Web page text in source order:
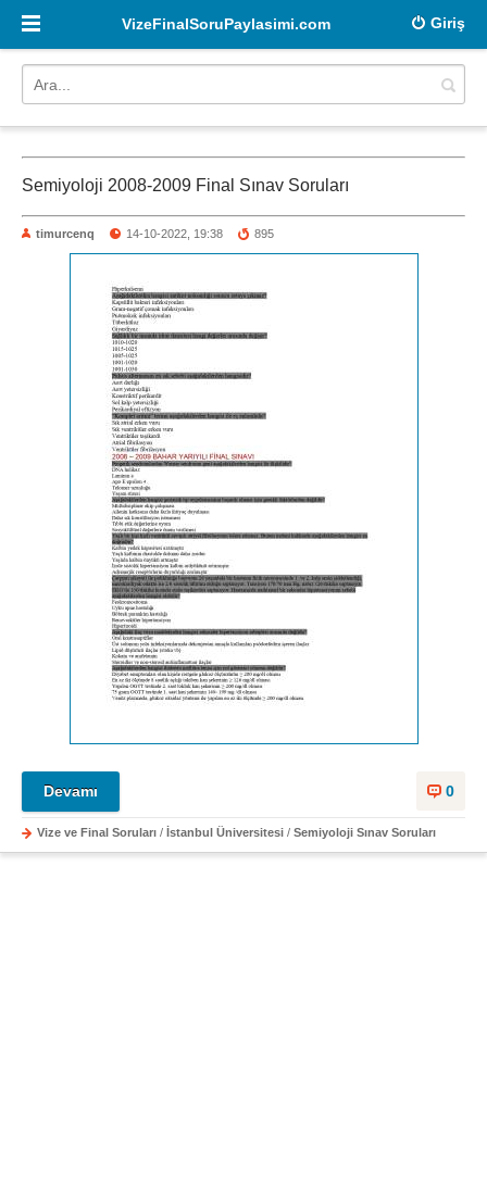
Giriş
VizeFinalSoruPaylasimi.com
Semiyoloji 2008-2009 Final Sınav Soruları
timurcenq 14-10-2022, 19:38 895
0
Devamı
Vize ve Final Soruları / İstanbul Üniversitesi / Semiyoloji Sınav Soruları